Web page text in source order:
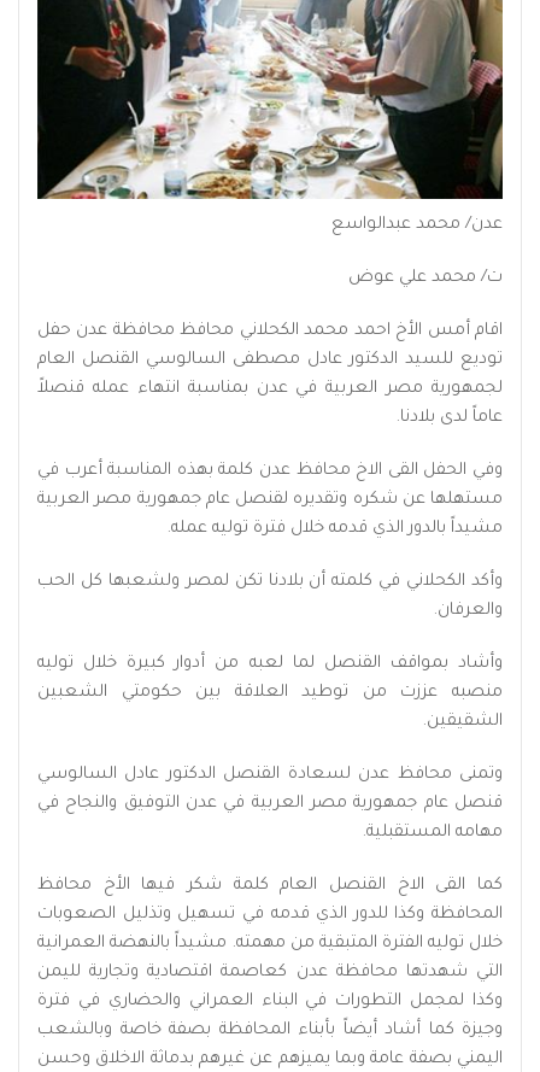
عدن/ محمد عبدالواسع
ت/ محمد علي عوض
اقام أمس الأخ احمد محمد الكحلاني محافظ محافظة عدن حفل
توديع للسيد الدكتور عادل مصطفى السالوسي القنصل العام
لجمهورية مصر العربية في عدن بمناسبة انتهاء عمله قنصلاً
عاماً لدى بلادنا.
وفي الحفل القى الاخ محافظ عدن كلمة بهذه المناسبة أعرب في
مستهلها عن شكره وتقديره لقنصل عام جمهورية مصر العربية
مشيداً بالدور الذي قدمه خلال فترة توليه عمله.
وأكد الكحلاني في كلمته أن بلادنا تكن لمصر ولشعبها كل الحب
والعرفان.
وأشاد بمواقف القنصل لما لعبه من أدوار كبيرة خلال توليه
منصبه عززت من توطيد العلاقة بين حكومتي الشعبين
الشقيقين.
وتمنى محافظ عدن لسعادة القنصل الدكتور عادل السالوسي
قنصل عام جمهورية مصر العربية في عدن التوفيق والنجاح في
مهامه المستقبلية.
كما القى الاخ القنصل العام كلمة شكر فيها الأخ محافظ
المحافظة وكذا للدور الذي قدمه في تسهيل وتذليل الصعوبات
خلال توليه الفترة المتبقية من مهمته. مشيداً بالنهضة العمرانية
التي شهدتها محافظة عدن كعاصمة اقتصادية وتجارية لليمن
وكذا لمجمل التطورات في البناء العمراني والحضاري في فترة
وجيزة كما أشاد أيضاً بأبناء المحافظة بصفة خاصة وبالشعب
اليمني بصفة عامة وبما يميزهم عن غيرهم بدماثة الاخلاق وحسن